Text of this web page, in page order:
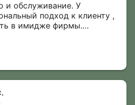
и обслуживание. У
подход к клиенту ,
в имидже фирмы.
на возникшие
пользования. Большое